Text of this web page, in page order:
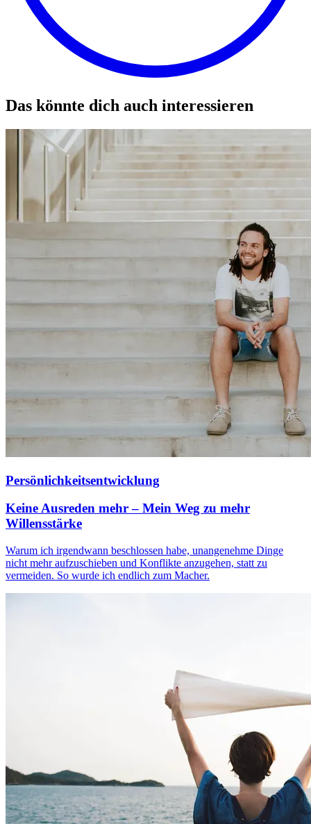
Das könnte dich auch interessieren
Persönlichkeitsentwicklung
Keine Ausreden mehr – Mein Weg zu mehr
Willensstärke
Warum ich irgendwann beschlossen habe, unangenehme Dinge
nicht mehr aufzuschieben und Konflikte anzugehen, statt zu
vermeiden. So wurde ich endlich zum Macher.